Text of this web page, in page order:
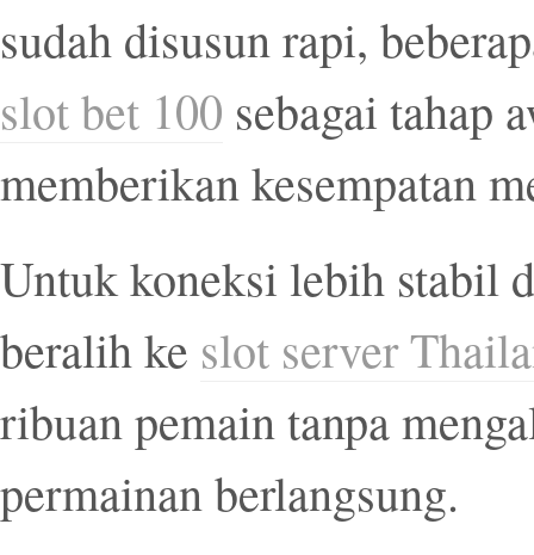
sudah disusun rapi,
slot bet 100 sebagai tahap
memberikan kesempatan
Untuk koneksi lebih stabil
beralih ke slot server
ribuan pemain tanpa
permainan berlangsung.